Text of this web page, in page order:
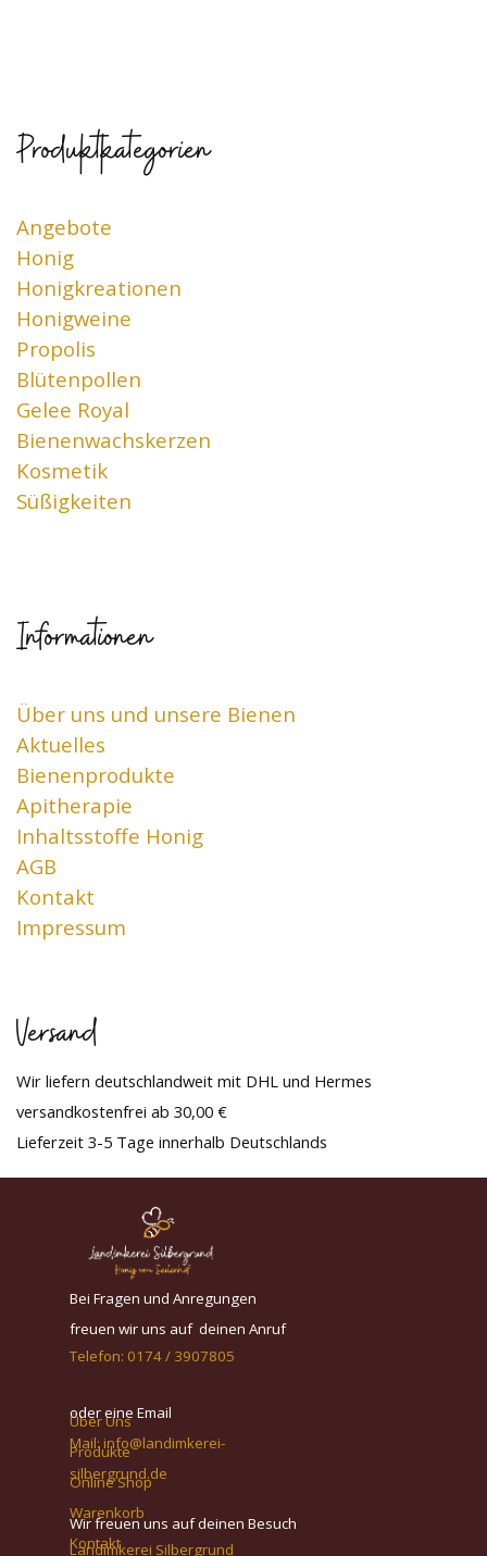
Produktkategorien
Angebote
Honig
Honigkreationen
Honigweine
Propolis
Blütenpollen
Gelee Royal
Bienenwachskerzen
Kosmetik
Süßigkeiten
Informationen
Über uns und unsere Bienen
Aktuelles
Bienenprodukte
Apitherapie
Inhaltsstoffe Honig
AGB
Kontakt
Impressum
Versand
Wir liefern deutschlandweit mit DHL und Hermes
versandkostenfrei ab 30,00 €
Lieferzeit 3-5 Tage innerhalb Deutschlands
Über Uns
Produkte
Online Shop
Warenkorb
Kontakt
Bei Fragen und Anregungen
freuen wir uns auf deinen Anruf
Telefon: 0174 / 3907805
oder eine Email
Mail: info@landimkerei-
silbergrund.de
Wir freuen uns auf deinen Besuch
Landimkerei Silbergrund